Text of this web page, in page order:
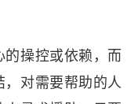
操控或依赖，而
对需要帮助的人